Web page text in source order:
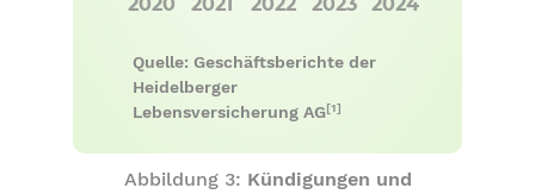
Quelle: Geschäftsberichte der
Heidelberger
Lebensversicherung AG[1]
Abbildung 3: Kündigungen und